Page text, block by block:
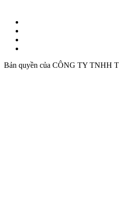
Bản quyền của CÔNG TY TNHH